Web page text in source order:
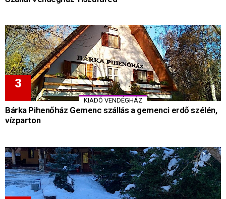
KIADÓ VENDÉGHÁZ
Bárka Pihenőház Gemenc szállás a gemenci erdő szélén,
vízparton